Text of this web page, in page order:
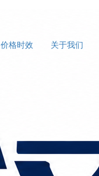
价格时效 关于我们